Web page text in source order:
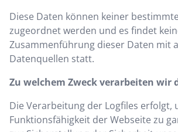
Diese Daten können keiner
zugeordnet werden und es findet
Zusammenführung dieser Daten mit
Datenquellen statt.
Zu welchem Zweck verarbeiten wir
Die Verarbeitung der Logfiles erfolgt,
Funktionsfähigkeit der Webseite zu